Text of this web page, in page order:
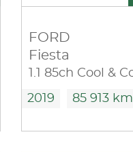
FORD
Fiesta
2019 85 913 km